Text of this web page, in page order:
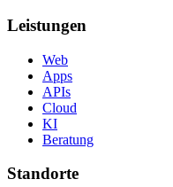
Leistungen
Web
Apps
APIs
Cloud
KI
Beratung
Standorte